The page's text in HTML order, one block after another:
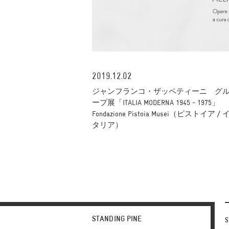
2019.12.02
ジャンフランコ・ザッペティーニ グ
ープ展「ITALIA MODERNA 1945 - 1975」
Fondazione Pistoia Musei（ピストイア / イ
タリア）
STANDING PINE